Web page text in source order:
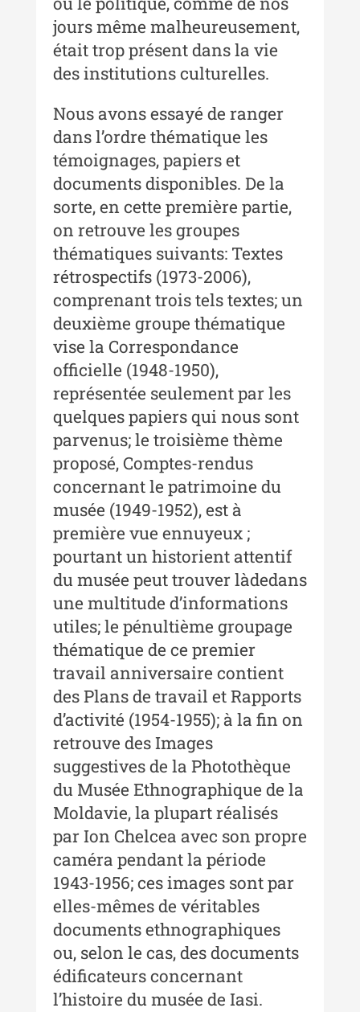
și Conservare-Restaurare a
Patrimoniului - 2019
Indexul Complet
MediCult - Revista de mediere
culturală
MediCult - Revista de mediere
culturală IV (2025)
MediCult - Revista de mediere
culturală III (2024)
MediCult - Revista de mediere
culturală II (2023)
Indexul Complet
Acta Pangratia
Acta Pangratia I (2023)
Acta Pangratia II (2024)
Acta Pangratia III (2025)
Indexul Complet
Alte publicatii, cataloage, volume de
autor
Indexul Complet
Informații Utile
Despre Editură
Contact
Indexul Publicațiilor
jours même malheureusement,
était trop présent dans la vie
des institutions culturelles.
Nous avons essayé de ranger
dans l’ordre thématique les
témoignages, papiers et
documents disponibles. De la
sorte, en cette première partie,
on retrouve les groupes
thématiques suivants: Textes
rétrospectifs (1973-2006),
comprenant trois tels textes; un
deuxième groupe thématique
vise la Correspondance
officielle (1948-1950),
représentée seulement par les
quelques papiers qui nous sont
parvenus; le troisième thème
proposé, Comptes-rendus
concernant le patrimoine du
musée (1949-1952), est à
première vue ennuyeux ;
pourtant un historient attentif
du musée peut trouver làdedans
une multitude d’informations
utiles; le pénultième groupage
thématique de ce premier
travail anniversaire contient
des Plans de travail et Rapports
d’activité (1954-1955); à la fin on
retrouve des Images
suggestives de la Photothèque
du Musée Ethnographique de la
Moldavie, la plupart réalisés
par Ion Chelcea avec son propre
caméra pendant la période
1943-1956; ces images sont par
elles-mêmes de véritables
documents ethnographiques
ou, selon le cas, des documents
édificateurs concernant
l’histoire du musée de Iasi.